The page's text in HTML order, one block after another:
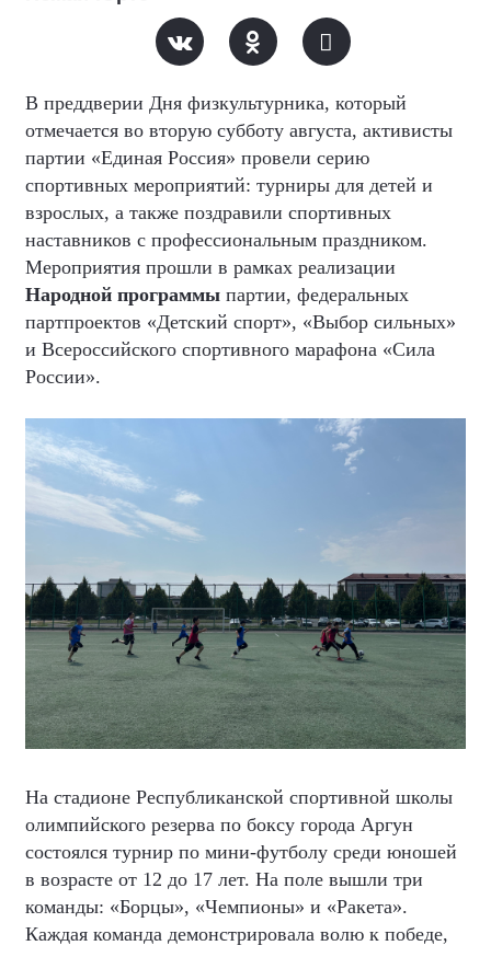
В преддверии Дня физкультурника, который
отмечается во вторую субботу августа, активисты
партии «Единая Россия» провели серию
спортивных мероприятий: турниры для детей и
взрослых, а также поздравили спортивных
наставников с профессиональным праздником.
Мероприятия прошли в рамках реализации
Народной программы партии, федеральных
партпроектов «Детский спорт», «Выбор сильных»
и Всероссийского спортивного марафона «Сила
России».
На стадионе Республиканской спортивной школы
олимпийского резерва по боксу города Аргун
состоялся турнир по мини-футболу среди юношей
в возрасте от 12 до 17 лет. На поле вышли три
команды: «Борцы», «Чемпионы» и «Ракета».
Каждая команда демонстрировала волю к победе,